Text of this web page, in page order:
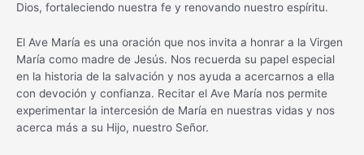
Dios, fortaleciendo nuestra fe y renovando nuestro espíritu.
El Ave María es una oración que nos invita a honrar a la Virgen
María como madre de Jesús. Nos recuerda su papel especial
en la historia de la salvación y nos ayuda a acercarnos a ella
con devoción y confianza. Recitar el Ave María nos permite
experimentar la intercesión de María en nuestras vidas y nos
acerca más a su Hijo, nuestro Señor.